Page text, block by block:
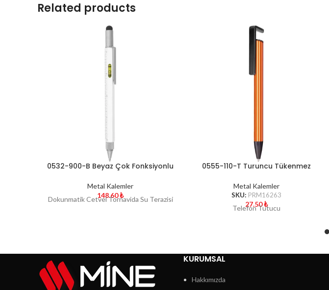
Related products
0532-900-B Beyaz Çok Fonksiyonlu
Metal Kalemler
148.60₺
Dokunmatik Cetvel Tornavida Su Terazisi
0555-110-T Turuncu Tükenmez
Metal Kalemler
SKU: PRM16263
27.50₺
Telefon Tutucu
KURUMSAL
Hakkımızda